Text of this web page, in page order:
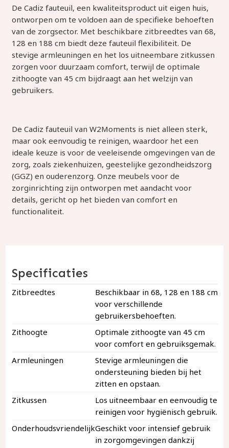
De Cadiz fauteuil, een kwaliteitsproduct uit eigen huis,
ontworpen om te voldoen aan de specifieke behoeften
van de zorgsector. Met beschikbare zitbreedtes van 68,
128 en 188 cm biedt deze fauteuil flexibiliteit. De
stevige armleuningen en het los uitneembare zitkussen
zorgen voor duurzaam comfort, terwijl de optimale
zithoogte van 45 cm bijdraagt aan het welzijn van
gebruikers.
De Cadiz fauteuil van W2Moments is niet alleen sterk,
maar ook eenvoudig te reinigen, waardoor het een
ideale keuze is voor de veeleisende omgevingen van de
zorg, zoals ziekenhuizen, geestelijke gezondheidszorg
(GGZ) en ouderenzorg. Onze meubels voor de
zorginrichting zijn ontworpen met aandacht voor
details, gericht op het bieden van comfort en
functionaliteit.
Specificaties
Zitbreedtes
Beschikbaar in 68, 128 en 188 cm
voor verschillende
gebruikersbehoeften.
Zithoogte
Optimale zithoogte van 45 cm
voor comfort en gebruiksgemak.
Armleuningen
Stevige armleuningen die
ondersteuning bieden bij het
zitten en opstaan.
Zitkussen
Los uitneembaar en eenvoudig te
reinigen voor hygiënisch gebruik.
OnderhoudsvriendelijkGeschikt voor intensief gebruik
in zorgomgevingen dankzij